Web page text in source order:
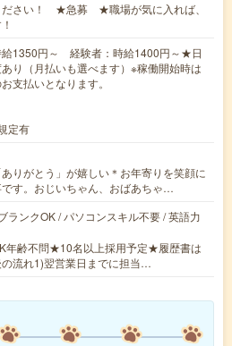
ださい！ ★急募 ★職場が気に入れば、
給1350円～ 経験者：時給1400円～★日
り（月払いも選べます）※稼働開始時は
支払いとなります。
定有
りがとう」が嬉しい＊お年寄りを笑顔に
す。おじいちゃん、おばあちゃ…
ランクOK / パソコンスキル不要 / 英語力
年齢不問★10名以上採用予定★履歴書は
流れ1)翌営業日までに担当…